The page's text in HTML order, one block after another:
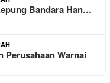
Bandara Han…
Perusahaan Warnai